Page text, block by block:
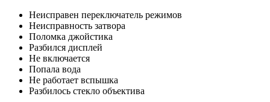
Неисправен переключатель режимов
Неисправность затвора
Поломка джойстика
Разбился дисплей
Не включается
Попала вода
Не работает вспышка
Разбилось стекло объектива